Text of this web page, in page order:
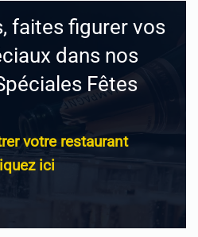
faites figurer vos
dans nos
Fêtes
votre restaurant
ici